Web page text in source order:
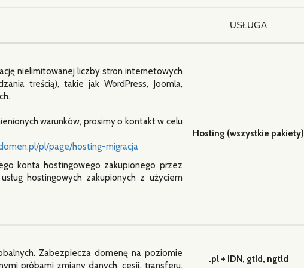
USŁUGA
nielimitowanej liczby stron internetowych
treścią), takie jak WordPress, Joomla,
warunków, prosimy o kontakt w celu
pl/page/hosting-migracja
konta hostingowego zakupionego przez
hostingowych zakupionych z użyciem
Hosting (wszystkie pakiety)
Zabezpiecza domenę na poziomie
próbami zmiany danych, cesji, transferu,
.pl + IDN, gtld, ngtld